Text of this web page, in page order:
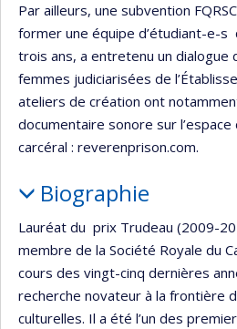
Par ailleurs, une subvention
former une équipe d’étudiant-e-s
trois ans, a entretenu un dialogue
femmes judiciarisées de
ateliers de création ont
documentaire sonore sur l’espace
carcéral : reverenprison.com.
Biographie
Lauréat du prix Trudeau (2009-
membre de la Société Royale du
cours des vingt-cinq dernières
recherche novateur à la frontière
culturelles. Il a été l’un des